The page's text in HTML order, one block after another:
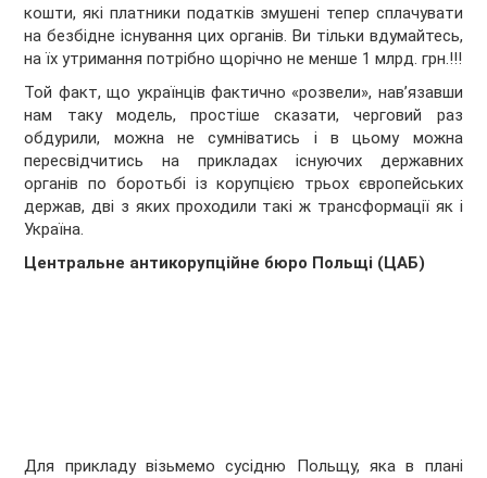
кошти, які платники податків змушені тепер сплачувати
на безбідне існування цих органів. Ви тільки вдумайтесь,
на їх утримання потрібно щорічно не менше 1 млрд. грн.!!!
Той факт, що українців фактично «розвели», нав’язавши
нам таку модель, простіше сказати, черговий раз
обдурили, можна не сумніватись і в цьому можна
пересвідчитись на прикладах існуючих державних
органів по боротьбі із корупцією трьох європейських
держав, дві з яких проходили такі ж трансформації як і
Україна.
Центральне антикорупційне бюро Польщі (ЦАБ)
Для прикладу візьмемо сусідню Польщу, яка в плані